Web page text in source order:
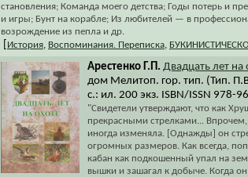
становления; Команда моего детства; Годы потерь и
и игры; Бунт на корабле; Из любителей — в
возрождение из пепла и др.
История Воспоминания. Переписка
Арестенко Г.П. Двадцать лет на
дом Мелитоп. гор. тип. (Тип.
с.: ил. 200 экз. ISBN/ISSN 978-
"Свидетели утверждают, что как
прекрасными стрелками...
иногда изменяла. [Однажды] он
огромных размеров. Как всегда,
кабан как подкошенный упал на
вышки и зашагал к добыче. Когда